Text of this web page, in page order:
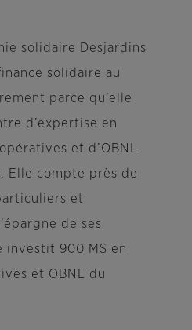
solidaire Desjardins
solidaire au
parce qu’elle
d’expertise en
et d’OBNL
Elle compte près de
et
de ses
investit 900 M$ en
et OBNL du